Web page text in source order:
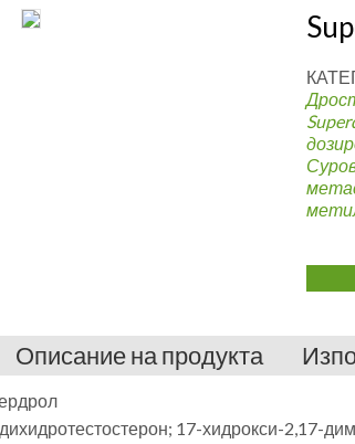
Описание на продукта
17-хидрокси-2,17-